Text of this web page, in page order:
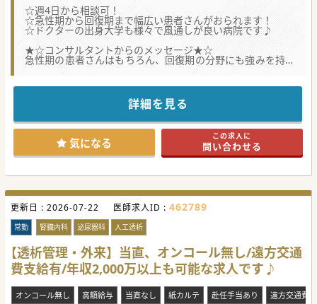
☆週4日から相談可！
☆急性期から回復期まで幅広い患者さんがおられます！
☆ドクターの出身大学も様々で風通しが良い病院です♪
★☆コンサルタントからのメッセージ★☆
急性期の患者さんはもちろん、回復期の分野にも強みを持っ
ている病院です。
います。
科目によっては専門医の取得も可能です！
#秋入職可
詳細を見る
気になる この求人に
問い合わせる
更新日 : 2026-07-22 医師求人ID : 462789
常勤 腎臓内科 泌尿器科 人工透析
【透析管理・外来】当直、オンコール無し/遠方交通
費支給有/年収2,000万以上も可能な求人です♪
オンコール無し 高額給与 当直なし 紙カルテ 赴任手当あり 遠方交通費